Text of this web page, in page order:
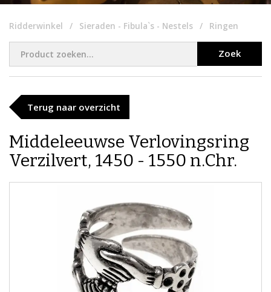
Ridderwinkel Sieraden - Fibula`s - Nestels Ringen
Zoek
Terug naar overzicht
Middeleeuwse Verlovingsring
Verzilvert, 1450 - 1550 n.Chr.